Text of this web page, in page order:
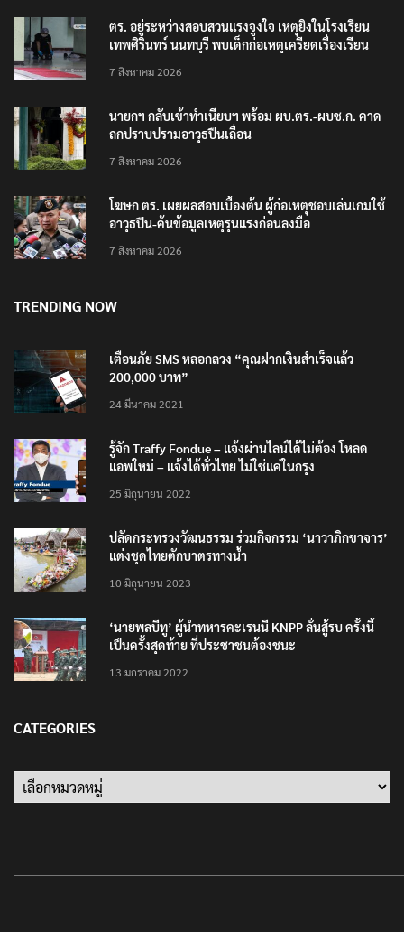
ตร. อยู่ระหว่างสอบสวนแรงจูงใจ เหตุยิงในโรงเรียน
เทพศิรินทร์ นนทบุรี พบเด็กก่อเหตุเครียดเรื่องเรียน
7 สิงหาคม 2026
นายกฯ กลับเข้าทำเนียบฯ พร้อม ผบ.ตร.-ผบช.ก. คาด
ถกปราบปรามอาวุธปืนเถื่อน
7 สิงหาคม 2026
โฆษก ตร. เผยผลสอบเบื้องต้น ผู้ก่อเหตุชอบเล่นเกมใช้
อาวุธปืน-ค้นข้อมูลเหตุรุนแรงก่อนลงมือ
7 สิงหาคม 2026
TRENDING NOW
เตือนภัย SMS หลอกลวง “คุณฝากเงินสำเร็จแล้ว
200,000 บาท”
24 มีนาคม 2021
รู้จัก Traffy Fondue – แจ้งผ่านไลน์ได้ไม่ต้อง โหลด
แอพใหม่ – แจ้งได้ทั่วไทย ไม่ใช่แค่ในกรุง
25 มิถุนายน 2022
ปลัดกระทรวงวัฒนธรรม ร่วมกิจกรรม ‘นาวาภิกขาจาร’
แต่งชุดไทยตักบาตรทางน้ำ
10 มิถุนายน 2023
‘นายพลบีทู’ ผู้นำทหารคะเรนนี KNPP ลั่นสู้รบ ครั้งนี้
เป็นครั้งสุดท้าย ที่ประชาชนต้องชนะ
13 มกราคม 2022
CATEGORIES
Categories